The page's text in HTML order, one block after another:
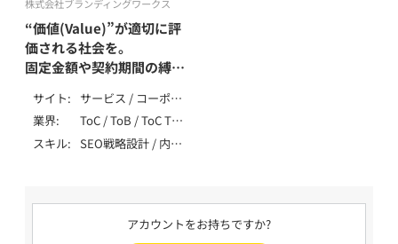
教育・学習・スクール
/ 旅行・観光・ホテル /
エンタメ・メディア /
求人・転職・人材 / 士
業（弁護士・税理士・
行政書士・社労士等）
/ SaaS・ソフトウェ
ア・クラウド
ャー支援 / SEO歴7
～9年
株式会社ブランディングワークス
“価値(Value)”が適切に評
価される社会を。
固定金額や契約期間の縛り
根谷 泰順 / Neya Taijun
サイト
サービス / コーポレ
ート / ローカル / メ
ディア / アフィリエ
イト / EC / ポータ
業界
ToC / ToB / ToC ToB
/ マーケティング・
IT・テクノロジー /
等） / 生活全般（不用
品・アパレル・家事） /
スキル
SEO戦略設計 / 内部
ペナルティ解除 / デ
アカウントをお持ちですか?